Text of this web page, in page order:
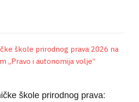
škole prirodnog prava: